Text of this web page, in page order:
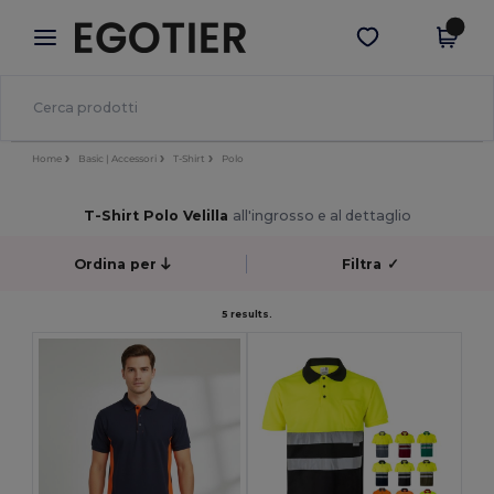
× App Egotier
Prezzi migliori sull'app!
Scarica app
Home Basic | Accessori T-Shirt Polo
T-Shirt Polo Velilla all'ingrosso e al dettaglio
Ordina per Filtra ✓
5 results.